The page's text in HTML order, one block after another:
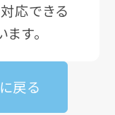
応できる
す。
戻る